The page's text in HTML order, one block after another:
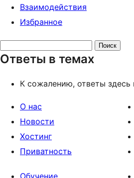
Взаимодействия
Избранное
ответов:
Ответы в темах
К сожалению, ответы здесь
О нас
Новости
Хостинг
Приватность
Обучение